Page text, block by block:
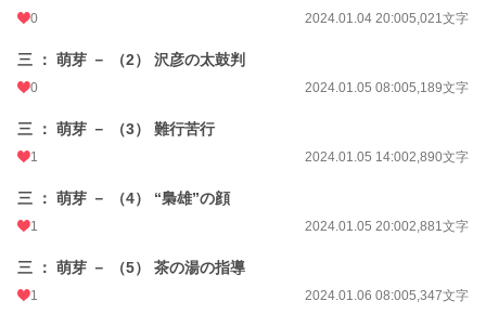
0 2024.01.04 20:005,021文字
三 ： 萌芽 － （2） 沢彦の太鼓判
0 2024.01.05 08:005,189文字
三 ： 萌芽 － （3） 難行苦行
1 2024.01.05 14:002,890文字
三 ： 萌芽 － （4） “梟雄”の顔
1 2024.01.05 20:002,881文字
三 ： 萌芽 － （5） 茶の湯の指導
1 2024.01.06 08:005,347文字